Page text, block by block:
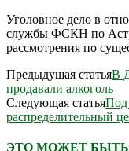
Уголовное дело в
службы ФСКН по
рассмотрения по
Предыдущая статьяВ
продавали алкоголь
Следующая статьяПод
распределительный
ЭТО МОЖЕТ